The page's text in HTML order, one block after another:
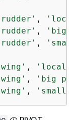
,
,
'big
,
,
'local
,
'big
, 'small